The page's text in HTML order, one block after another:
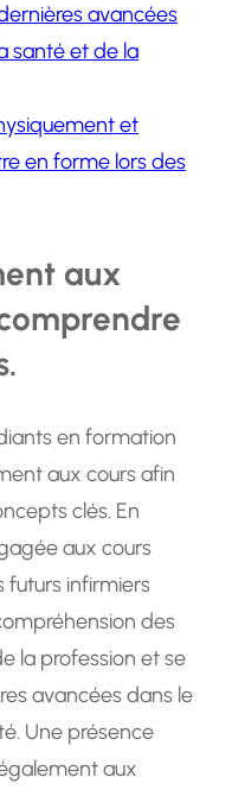
avancées
santé et de la
et
en forme lors des
aux
en formation
aux cours afin
clés. En
aux cours
futurs infirmiers
des
la profession et se
avancées dans le
Une présence
aux